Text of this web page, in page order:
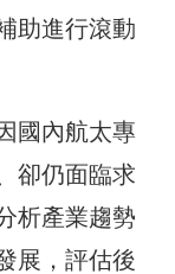
助進行滾動
國內航太專
卻仍面臨求
析產業趨勢
展，評估後